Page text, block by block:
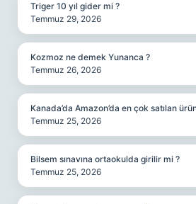
Triger 10 yıl gider mi ?
Temmuz 29, 2026
Kozmoz ne demek Yunanca ?
Temmuz 26, 2026
Kanada’da Amazon’da en çok satılan
Temmuz 25, 2026
Bilsem sınavına ortaokulda girilir mi ?
Temmuz 25, 2026